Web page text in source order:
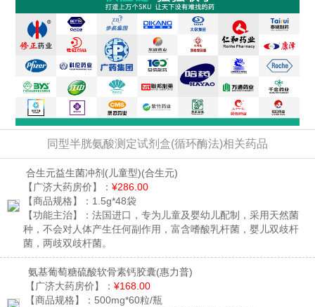
同型半胱氨酸测定试剂盒(循环酶法)相关药品
合生元益生菌冲剂(儿童型)(合生元)
【广济大药房价】： ¥286.00
【商品规格】： 1.5g*48袋
【功能主治】： 法国进口，专为儿童及婴幼儿配制，采用天然菌
种，不会对人体产生任何副作用，富含嗜酸乳杆菌，婴儿双歧杆
菌，两歧双歧杆菌。
氨基葡萄糖硫酸软骨素钙胶囊(惠力普)
【广济大药房价】： ¥168.00
【商品规格】： 500mg*60粒/瓶